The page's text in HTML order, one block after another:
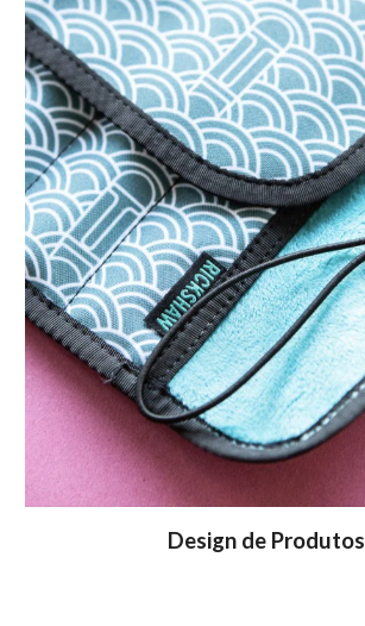
Design de Produtos